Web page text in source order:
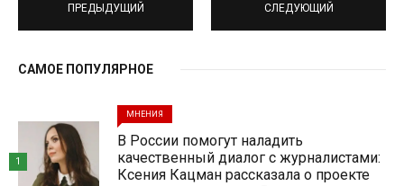
ПРЕДЫДУЩИЙ СЛЕДУЮЩИЙ
САМОЕ ПОПУЛЯРНОЕ
МНЕНИЯ
В России помогут наладить
качественный диалог с журналистами:
Ксения Кацман рассказала о проекте
1